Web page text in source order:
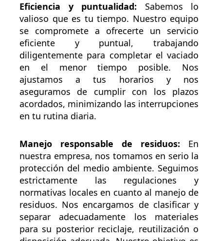
Eficiencia y puntualidad: Sabemos lo
valioso que es tu tiempo. Nuestro equipo
se compromete a ofrecerte un servicio
eficiente y puntual, trabajando
diligentemente para completar el vaciado
en el menor tiempo posible. Nos
ajustamos a tus horarios y nos
aseguramos de cumplir con los plazos
acordados, minimizando las interrupciones
en tu rutina diaria.
Manejo responsable de residuos: En
nuestra empresa, nos tomamos en serio la
protección del medio ambiente. Seguimos
estrictamente las regulaciones y
normativas locales en cuanto al manejo de
residuos. Nos encargamos de clasificar y
separar adecuadamente los materiales
para su posterior reciclaje, reutilización o